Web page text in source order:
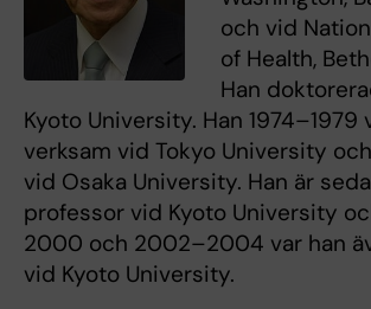
och vid
of Health,
Han
Kyoto University. Han 1974–1979
verksam vid Tokyo University
vid Osaka University. Han är
professor vid Kyoto University
2000 och 2002–2004 var han
vid Kyoto University.